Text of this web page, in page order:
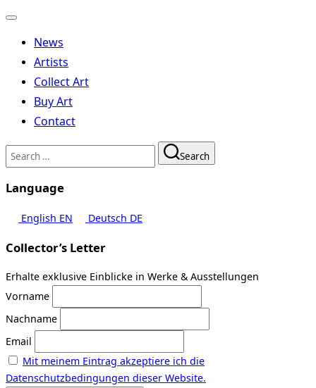
Toggle
navigationNews
Artists
Collect Art
Buy Art
Contact
Search
for:
Search
Language
English EN Deutsch DE
Collector’s Letter
Erhalte exklusive Einblicke in Werke & Ausstellungen
Vorname
Nachname
Email
Mit meinem Eintrag akzeptiere ich die
Datenschutzbedingungen dieser Website.